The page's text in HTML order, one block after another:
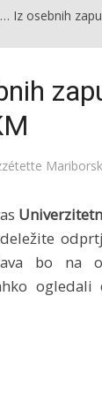
Iz osebnih
bo na
ogledali